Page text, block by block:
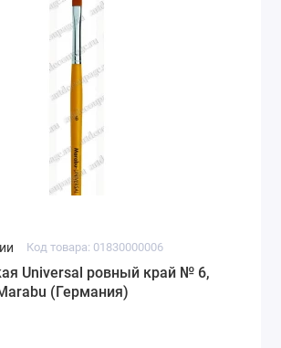
Код товара: 01830000006
Universal ровный край № 6,
(Германия)